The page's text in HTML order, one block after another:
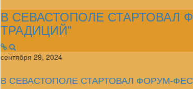
В СЕВАСТОПОЛЕ СТАРТОВАЛ
ТРАДИЦИЙ"
сентября 29, 2024
В СЕВАСТОПОЛЕ СТАРТОВАЛ ФОРУМ-